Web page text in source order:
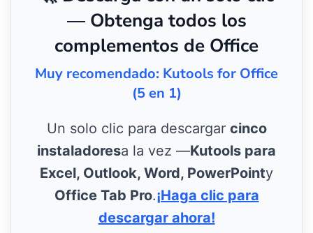
— Obtenga todos los
complementos de Office
Muy recomendado: Kutools for Office
(5 en 1)
Un solo clic para descargar cinco
instaladoresa la vez —Kutools para
Excel, Outlook, Word, PowerPointy
Office Tab Pro.¡Haga clic para
descargar ahora!